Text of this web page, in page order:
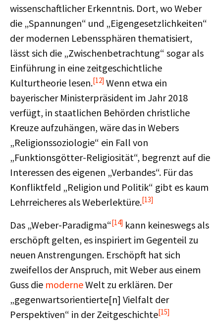
wissenschaftlicher Erkenntnis. Dort, wo Weber
die „Spannungen“ und „Eigengesetzlichkeiten“
der modernen Lebenssphären thematisiert,
lässt sich die „Zwischenbetrachtung“ sogar als
Einführung in eine zeitgeschichtliche
Kulturtheorie lesen.[12] Wenn etwa ein
bayerischer Ministerpräsident im Jahr 2018
verfügt, in staatlichen Behörden christliche
Kreuze aufzuhängen, wäre das in Webers
„Religionssoziologie“ ein Fall von
„Funktionsgötter-Religiosität“, begrenzt auf die
Interessen des eigenen „Verbandes“. Für das
Konfliktfeld „Religion und Politik“ gibt es kaum
Lehrreicheres als Weberlektüre.[13]
Das „Weber-Paradigma“[14] kann keineswegs als
erschöpft gelten, es inspiriert im Gegenteil zu
neuen Anstrengungen. Erschöpft hat sich
zweifellos der Anspruch, mit Weber aus einem
Guss die moderneWelt zu erklären. Der
„gegenwartsorientierte[n] Vielfalt der
Perspektiven“ in der Zeitgeschichte[15]